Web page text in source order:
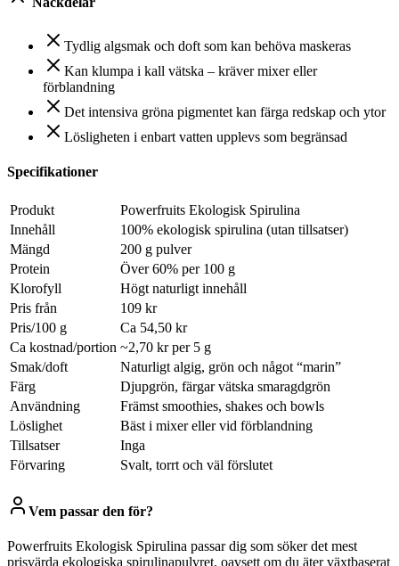
Tydlig algsmak och doft som kan behöva maskeras
Kan klumpa i kall vätska – kräver mixer eller
förblandning
Det intensiva gröna pigmentet kan färga redskap och ytor
Lösligheten i enbart vatten upplevs som begränsad
Specifikationer
Produkt
Powerfruits Ekologisk Spirulina
Innehåll
100% ekologisk spirulina (utan tillsatser)
Mängd
200 g pulver
Protein
Över 60% per 100 g
Klorofyll
Högt naturligt innehåll
Pris från
109 kr
Pris/100 g
Ca 54,50 kr
Ca kostnad/portion ~2,70 kr per 5 g
Smak/doft
Naturligt algig, grön och något “marin”
Färg
Djupgrön, färgar vätska smaragdgrön
Användning
Främst smoothies, shakes och bowls
Löslighet
Bäst i mixer eller vid förblandning
Tillsatser
Inga
Förvaring
Svalt, torrt och väl förslutet
Vem passar den för?
Powerfruits Ekologisk Spirulina passar dig som söker det mest
prisvärda ekologiska spirulinapulvret, oavsett om du äter växtbaserat